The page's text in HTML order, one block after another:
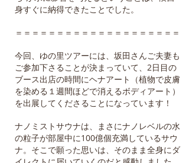
身すぐに納得できたことでした。
＝＝＝＝＝＝＝＝＝＝＝＝＝＝＝＝＝＝＝＝
今回、ゆの里ツアーには、坂田さんご夫妻も
ご参加下さることが決まっていて、2日目の
ブース出店の時間にヘナアート（植物で皮膚
を染める１週間ほどで消えるボディアート）
を出展してくださることになっています！
ナノミストサウナは、まさにナノレベルの水
の粒子が部屋中に100億個充満しているサウ
ナ。そこで願った思いは、そのまま全身にダ